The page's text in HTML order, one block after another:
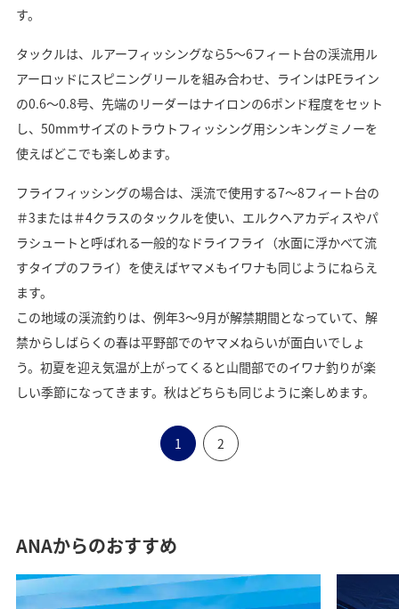
す。
タックルは、ルアーフィッシングなら5～6フィート台の渓流用ル
アーロッドにスピニングリールを組み合わせ、ラインはPEライン
の0.6～0.8号、先端のリーダーはナイロンの6ポンド程度をセット
し、50mmサイズのトラウトフィッシング用シンキングミノーを
使えばどこでも楽しめます。
フライフィッシングの場合は、渓流で使用する7～8フィート台の
＃3または＃4クラスのタックルを使い、エルクヘアカディスやパ
ラシュートと呼ばれる一般的なドライフライ（水面に浮かべて流
すタイプのフライ）を使えばヤマメもイワナも同じようにねらえ
ます。
この地域の渓流釣りは、例年3～9月が解禁期間となっていて、解
禁からしばらくの春は平野部でのヤマメねらいが面白いでしょ
う。初夏を迎え気温が上がってくると山間部でのイワナ釣りが楽
しい季節になってきます。秋はどちらも同じように楽しめます。
1 2
ANAからのおすすめ